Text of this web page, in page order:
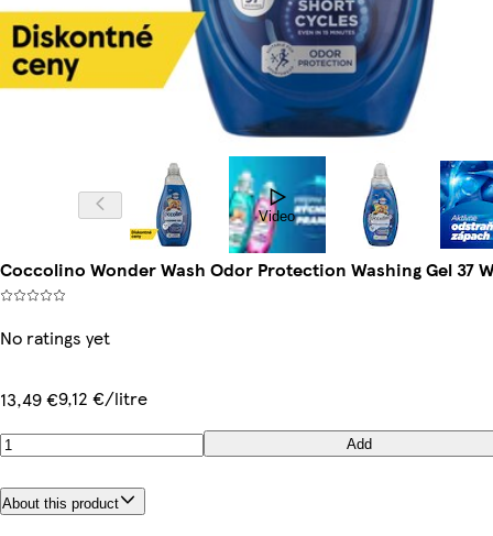
Video
Coccolino Wonder Wash Odor Protection Washing Gel 37
No ratings yet
13,49 €9,12 €/litre
Add
About this product